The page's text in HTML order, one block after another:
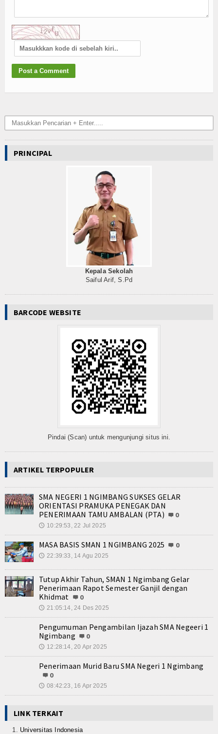
PRINCIPAL
Kepala Sekolah
Saiful Arif, S.Pd
BARCODE WEBSITE
Pindai (Scan) untuk mengunjungi situs ini.
ARTIKEL TERPOPULER
SMA NEGERI 1 NGIMBANG SUKSES GELAR
ORIENTASI PRAMUKA PENEGAK DAN
PENERIMAAN TAMU AMBALAN (PTA)
0
🕔 10:29:53, 22 Jul 2025
MASA BASIS SMAN 1 NGIMBANG 2025 0
🕔 22:39:33, 14 Agu 2025
Tutup Akhir Tahun, SMAN 1 Ngimbang Gelar
Penerimaan Rapot Semester Ganjil dengan
Khidmat
0
🕔 21:05:14, 24 Des 2025
Pengumuman Pengambilan Ijazah SMA Negeeri 1
Ngimbang
0
🕔 12:28:14, 20 Apr 2025
Penerimaan Murid Baru SMA Negeri 1 Ngimbang
0
🕔 08:42:23, 16 Apr 2025
LINK TERKAIT
Universitas Indonesia